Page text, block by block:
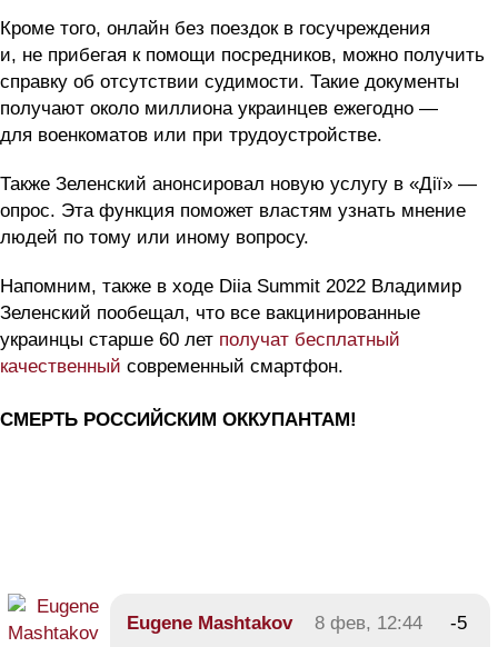
Кроме того, онлайн без поездок в госучреждения
и, не прибегая к помощи посредников, можно получить
справку об отсутствии судимости. Такие документы
получают около миллиона украинцев ежегодно —
для военкоматов или при трудоустройстве.
Также Зеленский анонсировал новую услугу в «Дії» —
опрос. Эта функция поможет властям узнать мнение
людей по тому или иному вопросу.
Напомним, также в ходе Diia Summit 2022 Владимир
Зеленский пообещал, что все вакцинированные
украинцы старше 60 лет получат бесплатный
качественный современный смартфон.
СМЕРТЬ РОССИЙСКИМ ОККУПАНТАМ!
Eugene Mashtakov 8 фев, 12:44 -5